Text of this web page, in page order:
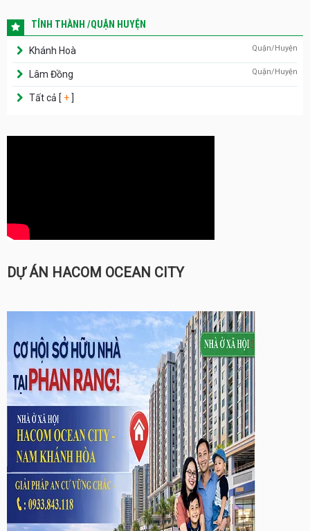
TỈNH THÀNH /QUẬN HUYỆN
Khánh Hoà Quận/Huyện
Lâm Đồng Quận/Huyện
Tất cả [ + ]
DỰ ÁN HACOM OCEAN CITY